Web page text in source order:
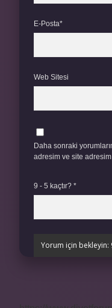
E-Posta*
Web Sitesi
Daha sonraki
adresim ve site
9 - 5 kaçtır? *